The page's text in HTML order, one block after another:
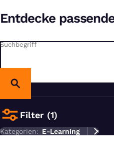
Entdecke
Suchbegriff
Filter (1)
Kategorien: E-Learning